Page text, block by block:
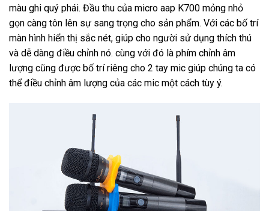
màu ghi quý phái. Đầu thu của micro aap K700 mỏng nhỏ
gọn càng tôn lên sự sang trọng cho sản phẩm. Với các bố trí
màn hình hiển thị sắc nét, giúp cho người sử dụng thích thú
và dễ dàng điều chỉnh nó. cùng với đó là phím chỉnh âm
lượng cũng được bố trí riêng cho 2 tay mic giúp chúng ta có
thể điều chỉnh âm lượng của các mic một cách tùy ý.